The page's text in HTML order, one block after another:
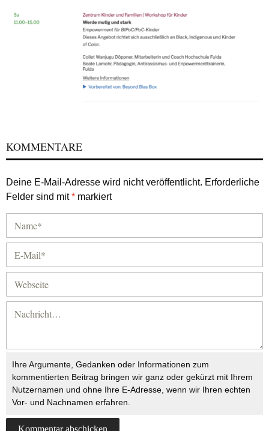
KOMMENTARE
Deine E-Mail-Adresse wird nicht veröffentlicht. Erforderliche
Felder sind mit* markiert
Ihre Argumente, Gedanken oder Informationen zum
kommentierten Beitrag bringen wir ganz oder gekürzt mit Ihrem
Nutzernamen und ohne Ihre E-Adresse, wenn wir Ihren echten
Vor- und Nachnamen erfahren.